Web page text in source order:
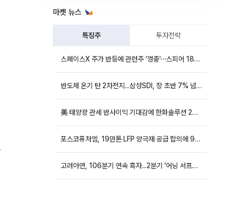
마켓 뉴스
특징주 투자전략
스페이스X 주가 반등에 관련주 ‘껑충’⋯스피어 18%ㆍ에이치브이엠 12%↑
반도체 온기 탄 2차전지...삼성SDI, 장 초반 7% 넘게 껑충
美 태양광 관세 반사이익 기대감에 한화솔루션 20%대·OCI홀딩스 14%대 급등
포스코퓨처엠, 19만톤 LFP 양극재 공급 합의에 9%대 강세
고려아연, 106분기 연속 흑자...2분기 '어닝 서프라이즈'에 장 초반 12%대 강세